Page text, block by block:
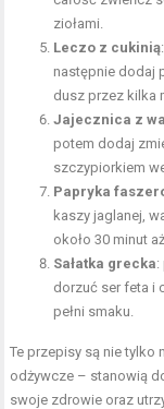
ziołami.
Leczo z cukinią
następnie dodaj
dusz przez kilka
Jajecznica z
potem dodaj
szczypiorkiem
Papryka
kaszy jaglanej,
około 30 minut
Sałatka grecka:
dorzuć ser feta i
pełni smaku.
Te przepisy są nie tylko
odżywcze – stanowią
swoje zdrowie oraz